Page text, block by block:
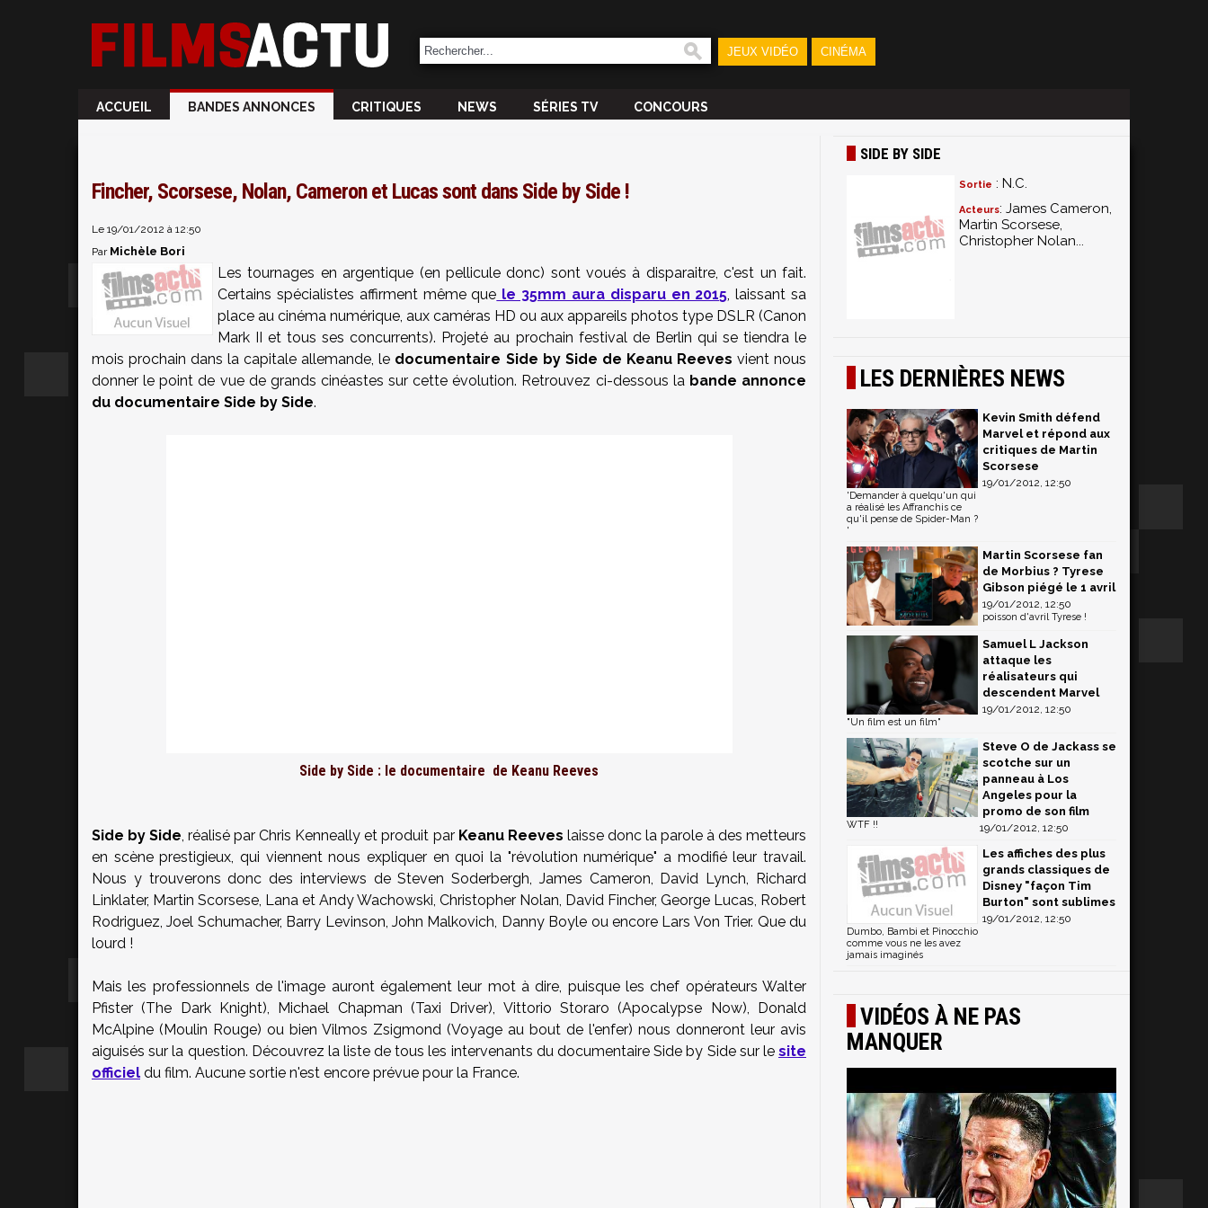
JEUX VIDÉO CINÉMA
ACCUEIL BANDES ANNONCES CRITIQUES NEWS SÉRIES TV CONCOURS
Fincher, Scorsese, Nolan, Cameron et Lucas sont dans Side by Side !
Le 19/01/2012 à 12:50
Par Michèle Bori
Les tournages en argentique (en pellicule donc) sont voués à disparaitre, c'est un fait.
Certains spécialistes affirment même que le 35mm aura disparu en 2015, laissant sa
place au cinéma numérique, aux caméras HD ou aux appareils photos type DSLR (Canon
Mark II et tous ses concurrents). Projeté au prochain festival de Berlin qui se tiendra le
mois prochain dans la capitale allemande, le documentaire Side by Side de Keanu Reeves vient nous
donner le point de vue de grands cinéastes sur cette évolution. Retrouvez ci-dessous la bande annonce
du documentaire Side by Side.
Side by Side : le documentaire de Keanu Reeves
Side by Side, réalisé par Chris Kenneally et produit par Keanu Reeves laisse donc la parole à des metteurs
en scène prestigieux, qui viennent nous expliquer en quoi la "révolution numérique" a modifié leur travail.
Nous y trouverons donc des interviews de Steven Soderbergh, James Cameron, David Lynch, Richard
Linklater, Martin Scorsese, Lana et Andy Wachowski, Christopher Nolan, David Fincher, George Lucas, Robert
Rodriguez, Joel Schumacher, Barry Levinson, John Malkovich, Danny Boyle ou encore Lars Von Trier. Que du
lourd !
Mais les professionnels de l'image auront également leur mot à dire, puisque les chef opérateurs Walter
Pfister (The Dark Knight), Michael Chapman (Taxi Driver), Vittorio Storaro (Apocalypse Now), Donald
McAlpine (Moulin Rouge) ou bien Vilmos Zsigmond (Voyage au bout de l'enfer) nous donneront leur avis
aiguisés sur la question. Découvrez la liste de tous les intervenants du documentaire Side by Side sur le site
officiel du film. Aucune sortie n'est encore prévue pour la France.
SIDE BY SIDE
Sortie : N.C.
Acteurs: James Cameron,
Martin Scorsese,
Christopher Nolan...
LES DERNIÈRES NEWS
Kevin Smith défend
Marvel et répond aux
critiques de Martin
Scorsese
19/01/2012, 12:50
'Demander à quelqu'un qui
a réalisé les Affranchis ce
qu'il pense de Spider-Man ?
'
Martin Scorsese fan
de Morbius ? Tyrese
Gibson piégé le 1 avril
19/01/2012, 12:50
poisson d'avril Tyrese !
Samuel L Jackson
attaque les
réalisateurs qui
descendent Marvel
19/01/2012, 12:50
"Un film est un film"
Steve O de Jackass se
scotche sur un
panneau à Los
Angeles pour la
promo de son film
19/01/2012, 12:50
WTF !!
Les affiches des plus
grands classiques de
Disney "façon Tim
Burton" sont sublimes
19/01/2012, 12:50
Dumbo, Bambi et Pinocchio
comme vous ne les avez
jamais imaginés
VIDÉOS À NE PAS
MANQUER